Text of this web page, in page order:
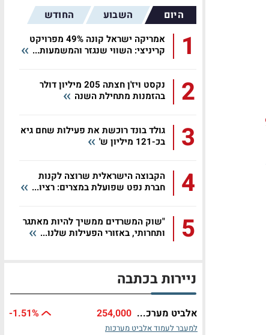
היום השבוע החודש
1
אמריקה ישראל קונה 49% מפרויקט
קריניצי: השווי שנגזר והמשמעות...
2
נקסט ויז'ן חצתה 205 מיליון דולר
בהזמנות מתחילת השנה
3
גולד בונד רוכשת את פעילות שחם גיא
בכ-121 מיליון ש'
4
הקבוצה הישראלית שרוצה לקנות
חברת נפט שפועלת במצרים: רציו...
5
"שוק המשרדים ממשיך להיות מאתגר
ותחרותי, באזורי הפעילות שלנו...
ניירות בכתבה
אלביט מערכ... 254,000
-1.51%
למעבר לעמוד אלביט מערכות